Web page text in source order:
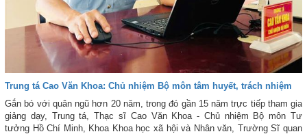
Trung tá Cao Văn Khoa: Chủ nhiệm Bộ môn tâm huyết, trách nhiệm
Gắn bó với quân ngũ hơn 20 năm, trong đó gần 15 năm trực tiếp tham gia
giảng dạy, Trung tá, Thạc sĩ Cao Văn Khoa - Chủ nhiệm Bộ môn Tư
tưởng Hồ Chí Minh, Khoa Khoa học xã hội và Nhân văn, Trường Sĩ quan